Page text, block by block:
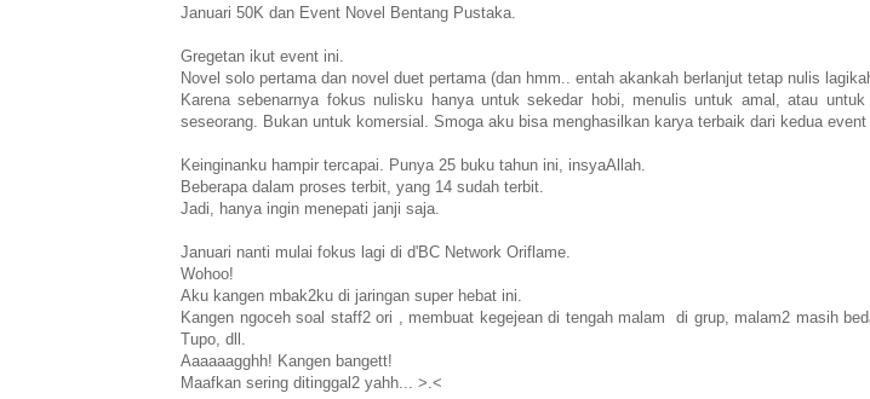
Januari 50K dan Event Novel Bentang Pustaka.
Gregetan ikut event ini.
Novel solo pertama dan novel duet pertama (dan hmm.. entah akankah berlanjut tetap nulis
Karena sebenarnya fokus nulisku hanya untuk sekedar hobi, menulis untuk amal, atau
seseorang. Bukan untuk komersial. Smoga aku bisa menghasilkan karya terbaik dari kedua
Keinginanku hampir tercapai. Punya 25 buku tahun ini, insyaAllah.
Beberapa dalam proses terbit, yang 14 sudah terbit.
Jadi, hanya ingin menepati janji saja.
Januari nanti mulai fokus lagi di d'BC Network Oriflame.
Wohoo!
Aku kangen mbak2ku di jaringan super hebat ini.
Kangen ngoceh soal staff2 ori , membuat kegejean di tengah malam di grup, malam2 masih
Tupo, dll.
Aaaaaagghh! Kangen bangett!
Maafkan sering ditinggal2 yahh... >.<